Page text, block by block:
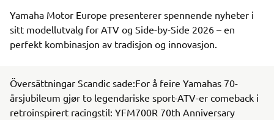
Yamaha Motor Europe presenterer spennende nyheter i
sitt modellutvalg for ATV og Side-by-Side 2026 – en
perfekt kombinasjon av tradisjon og innovasjon.
Översättningar Scandic sade:For å feire Yamahas 70-
årsjubileum gjør to legendariske sport-ATV-er comeback i
retroinspirert racingstil: YFM700R 70th Anniversary